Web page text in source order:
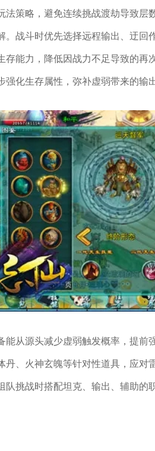
法策略，避免连续挑战渡劫导致
。战斗时优先选择远程输出、迂
存能力，降低因战力不足导致的
化生存属性，弥补虚弱带来的输
能从源头减少虚弱触发概率，提
丹、火神玄魄等针对性道具，应
队挑战时搭配坦克、输出、辅助